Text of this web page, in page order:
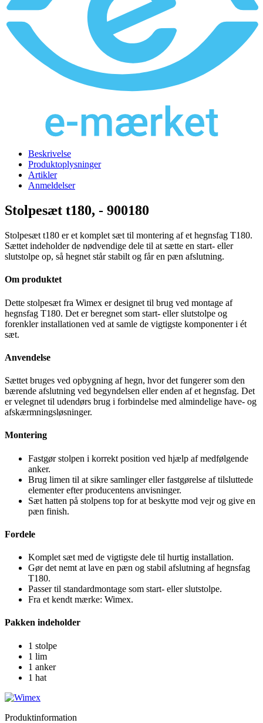
Beskrivelse
Produktoplysninger
Artikler
Anmeldelser
Stolpesæt t180, - 900180
Stolpesæt t180 er et komplet sæt til montering af et hegnsfag T180.
Sættet indeholder de nødvendige dele til at sætte en start- eller
slutstolpe op, så hegnet står stabilt og får en pæn afslutning.
Om produktet
Dette stolpesæt fra Wimex er designet til brug ved montage af
hegnsfag T180. Det er beregnet som start- eller slutstolpe og
forenkler installationen ved at samle de vigtigste komponenter i ét
sæt.
Anvendelse
Sættet bruges ved opbygning af hegn, hvor det fungerer som den
bærende afslutning ved begyndelsen eller enden af et hegnsfag. Det
er velegnet til udendørs brug i forbindelse med almindelige have- og
afskærmningsløsninger.
Montering
Fastgør stolpen i korrekt position ved hjælp af medfølgende
anker.
Brug limen til at sikre samlinger eller fastgørelse af tilsluttede
elementer efter producentens anvisninger.
Sæt hatten på stolpens top for at beskytte mod vejr og give en
pæn finish.
Fordele
Komplet sæt med de vigtigste dele til hurtig installation.
Gør det nemt at lave en pæn og stabil afslutning af hegnsfag
T180.
Passer til standardmontage som start- eller slutstolpe.
Fra et kendt mærke: Wimex.
Pakken indeholder
1 stolpe
1 lim
1 anker
1 hat
Produktinformation